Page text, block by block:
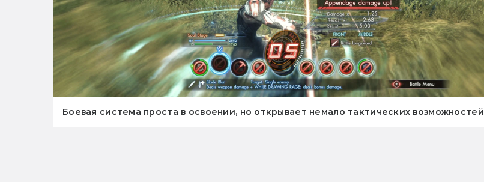
Боевая система проста в освоении, но открывает немало тактических возможностей